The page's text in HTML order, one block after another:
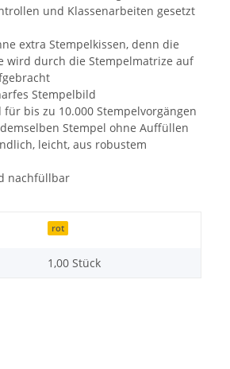
und Klassenarbeiten gesetzt
extra Stempelkissen, denn die
wird durch die Stempelmatrize auf
Stempelbild
bis zu 10.000 Stempelvorgängen
Stempel ohne Auffüllen
leicht, aus robustem
nachfüllbar
rot
1,00 Stück